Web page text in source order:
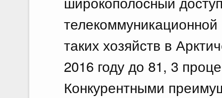
таких хозяйств в
2016 году до 81, 3
Конкурентными